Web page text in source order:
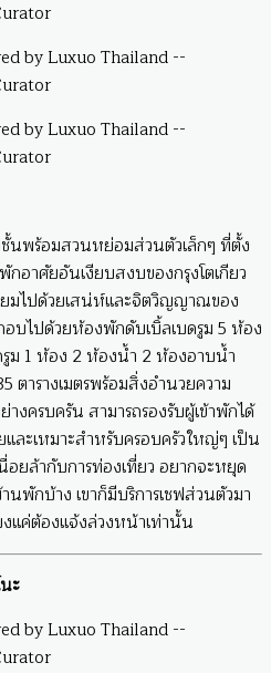
พร้อมสวนหย่อมส่วนตัวเล็กๆ ที่ตั้ง
อาศัยอันเงียบสงบของกรุงโตเกียว
ยมไปด้วยเสน่ห์และจิตวิญญาณของ
บไปด้วยห้องพักดับเบิ้ลเบดรูม 5 ห้อง
ม 1 ห้อง 2 ห้องน้ำ 2 ห้องอาบน้ำ
ตารางเมตรพร้อมสิ่งอำนวยความ
างครบครัน สามารถรองรับผู้เข้าพักได้
ะเหมาะสำหรับครอบครัวใหญ่ๆ เป็น
ยล้ากับการท่องเที่ยว อยากจะหยุด
พักบ้าง เขาก็มีบริการเชฟส่วนตัวมา
แค่ต้องแจ้งล่วงหน้าเท่านั้น
ะ